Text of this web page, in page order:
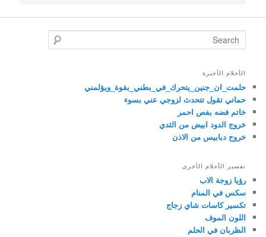
Search
الأحلام الأخيرة
حلمت_ان_جنين_يتحرك_في_بطني_بقوة_ويؤلمني
حماتي تقول تتحدث لزوجي عني بسوء
خاتم فضه بفص احمر
خروج الدود ابيض من الثدي
خروج دبابيس من الاذن
تفسير الأحلام الأخرى
رؤيا زوجة الاب
سكس في المنام
تكسير كاسات شاي زجاج
اللون الموف
الظربان في الحلم